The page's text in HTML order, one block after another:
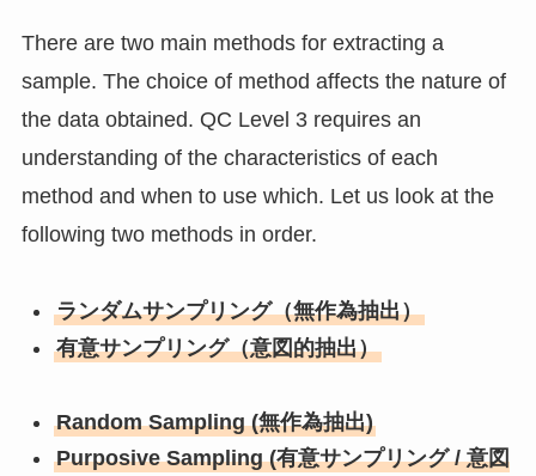
There are two main methods for extracting a
sample. The choice of method affects the nature of
the data obtained. QC Level 3 requires an
understanding of the characteristics of each
method and when to use which. Let us look at the
following two methods in order.
ランダムサンプリング（無作為抽出）
有意サンプリング（意図的抽出）
Random Sampling (無作為抽出)
Purposive Sampling (有意サンプリング / 意図